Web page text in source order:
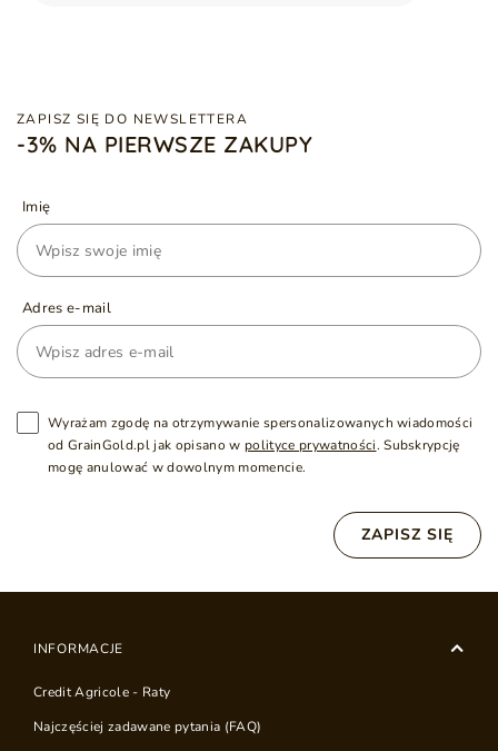
ZAPISZ SIĘ DO NEWSLETTERA
-3% NA PIERWSZE ZAKUPY
Imię
Adres e-mail
Wyrażam zgodę na otrzymywanie spersonalizowanych wiadomości
od GrainGold.pl jak opisano w polityce prywatności. Subskrypcję
mogę anulować w dowolnym momencie.
ZAPISZ SIĘ
INFORMACJE
Credit Agricole - Raty
Najczęściej zadawane pytania (FAQ)